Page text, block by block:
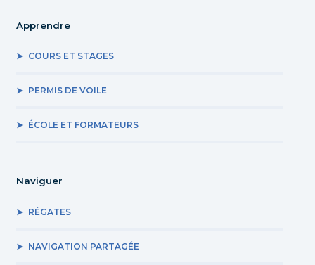
Apprendre
COURS ET STAGES
PERMIS DE VOILE
ÉCOLE ET FORMATEURS
Naviguer
RÉGATES
NAVIGATION PARTAGÉE